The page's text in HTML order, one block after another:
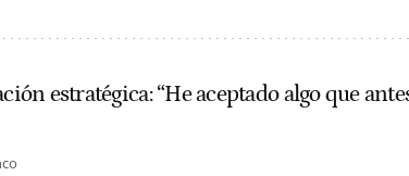
estratégica: “He aceptado algo que